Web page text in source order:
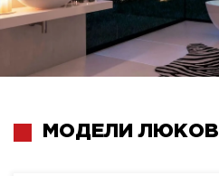
МОДЕЛИ ЛЮКОВ